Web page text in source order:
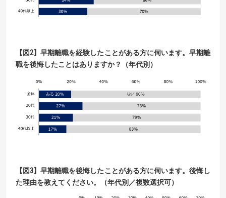
【 図2】早期離職を経験したことがある方に伺います。早期離
職を後悔したことはありますか？（年代別）
【 図3】早期離職を後悔したことがある方に伺います。 後悔し
た理由を教えてください。（年代別／複数選択可）